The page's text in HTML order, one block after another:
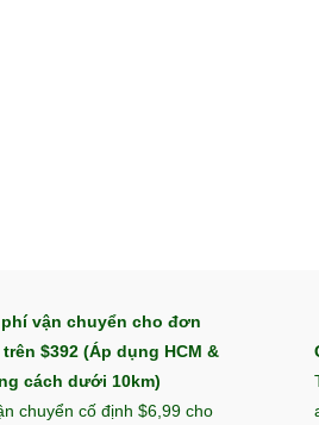
phí vận chuyển cho đơn
$392 (Áp dụng HCM &
cách dưới 10km)
chuyển cố định $6,99 cho